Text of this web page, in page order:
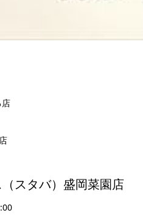
スタバ）盛岡菜園店